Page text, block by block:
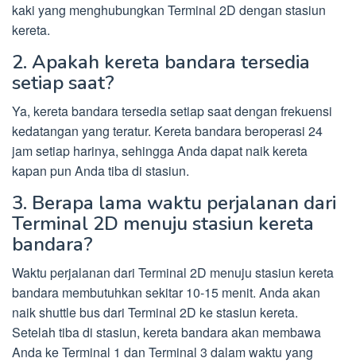
kaki yang menghubungkan Terminal 2D dengan stasiun
kereta.
2. Apakah kereta bandara tersedia
setiap saat?
Ya, kereta bandara tersedia setiap saat dengan frekuensi
kedatangan yang teratur. Kereta bandara beroperasi 24
jam setiap harinya, sehingga Anda dapat naik kereta
kapan pun Anda tiba di stasiun.
3. Berapa lama waktu perjalanan dari
Terminal 2D menuju stasiun kereta
bandara?
Waktu perjalanan dari Terminal 2D menuju stasiun kereta
bandara membutuhkan sekitar 10-15 menit. Anda akan
naik shuttle bus dari Terminal 2D ke stasiun kereta.
Setelah tiba di stasiun, kereta bandara akan membawa
Anda ke Terminal 1 dan Terminal 3 dalam waktu yang